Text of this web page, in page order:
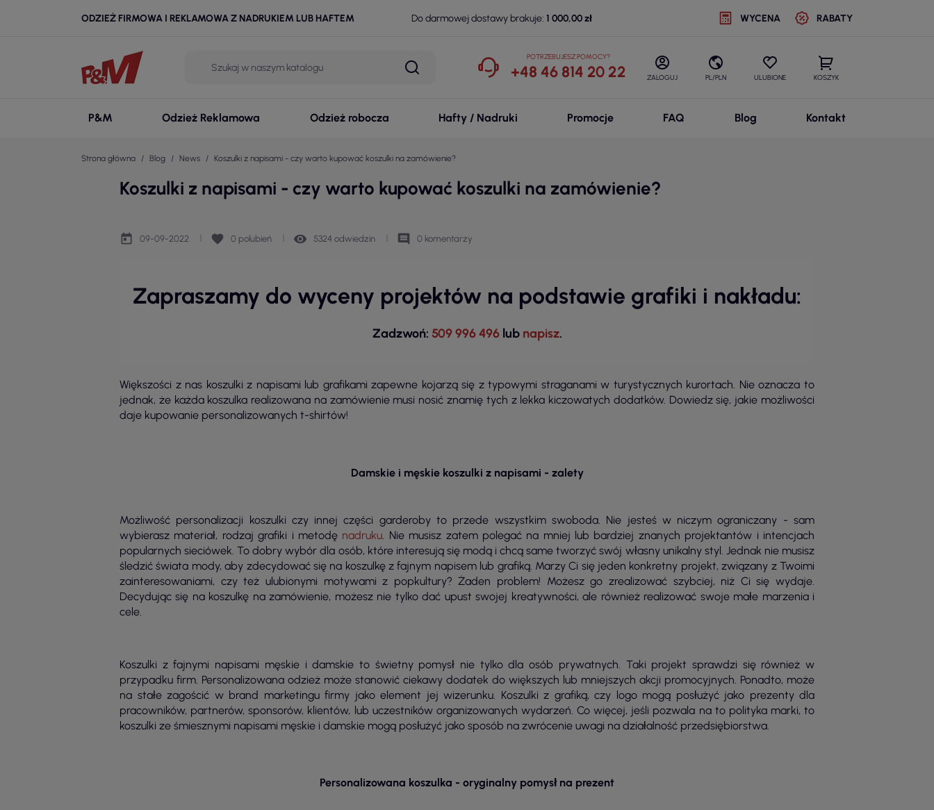
ODZIEŻ FIRMOWA I REKLAMOWA Z NADRUKIEM LUB HAFTEM Do darmowej dostawy brakuje: 1 000,00 zł WYCENA RABATY
POTRZEBUJESZ POMOCY?
+48 46 814 20 22 ZALOGUJ PL/PLN ULUBIONE KOSZYK
P&M Odzież Reklamowa Odzież robocza Hafty / Nadruki Promocje FAQ Blog Kontakt
Strona główna Blog News Koszulki z napisami - czy warto kupować koszulki na zamówienie?
Koszulki z napisami - czy warto kupować koszulki na zamówienie?
today 09-09-2022 favorite 0 polubień remove_red_eye 5324 odwiedzin comment 0 komentarzy
Zapraszamy do wyceny projektów na podstawie grafiki i nakładu:
Zadzwoń: 509 996 496lub napisz.
Większości z nas koszulki z napisami lub grafikami zapewne kojarzą się z typowymi straganami w turystycznych kurortach. Nie oznacza to
jednak, że każda koszulka realizowana na zamówienie musi nosić znamię tych z lekka kiczowatych dodatków. Dowiedz się, jakie możliwości
daje kupowanie personalizowanych t-shirtów!
Damskie i męskie koszulki z napisami - zalety
Możliwość personalizacji koszulki czy innej części garderoby to przede wszystkim swoboda. Nie jesteś w niczym ograniczany - sam
wybierasz materiał, rodzaj grafiki i metodę nadruku. Nie musisz zatem polegać na mniej lub bardziej znanych projektantów i intencjach
popularnych sieciówek. To dobry wybór dla osób, które interesują się modą i chcą same tworzyć swój własny unikalny styl. Jednak nie musisz
śledzić świata mody, aby zdecydować się na koszulkę z fajnym napisem lub grafiką. Marzy Ci się jeden konkretny projekt, związany z Twoimi
zainteresowaniami, czy też ulubionymi motywami z popkultury? Żaden problem! Możesz go zrealizować szybciej, niż Ci się wydaje.
Decydując się na koszulkę na zamówienie, możesz nie tylko dać upust swojej kreatywności, ale również realizować swoje małe marzenia i
cele.
Koszulki z fajnymi napisami męskie i damskie to świetny pomysł nie tylko dla osób prywatnych. Taki projekt sprawdzi się również w
przypadku firm. Personalizowana odzież może stanowić ciekawy dodatek do większych lub mniejszych akcji promocyjnych. Ponadto, może
na stałe zagościć w brand marketingu firmy jako element jej wizerunku. Koszulki z grafiką, czy logo mogą posłużyć jako prezenty dla
pracowników, partnerów, sponsorów, klientów, lub uczestników organizowanych wydarzeń. Co więcej, jeśli pozwala na to polityka marki, to
koszulki ze śmiesznymi napisami męskie i damskie mogą posłużyć jako sposób na zwrócenie uwagi na działalność przedsiębiorstwa.
Personalizowana koszulka - oryginalny pomysł na prezent